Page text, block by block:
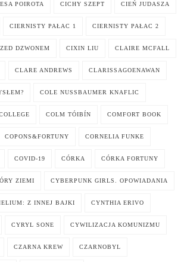
POIROTA CICHY SZEPT CIEŃ JUDASZA
CIERNISTY PAŁAC 1 CIERNISTY PAŁAC 2
DZWONEM CIXIN LIU CLAIRE MCFALL
CLARE ANDREWS CLARISSAGOENAWAN
COLE NUSSBAUMER KNAFLIC
COLM TÓIBÍN COMFORT BOOK
COPONS&FORTUNY CORNELIA FUNKE
COVID-19 CÓRKA CÓRKA FORTUNY
ZIEMI CYBERPUNK GIRLS. OPOWIADANIA
Z INNEJ BAJKI CYNTHIA ERIVO
CYRYL SONE CYWILIZACJA KOMUNIZMU
CZARNA KREW CZARNOBYL